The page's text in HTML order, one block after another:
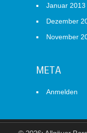
Januar 2013
Dezember
November
META
Anmelden